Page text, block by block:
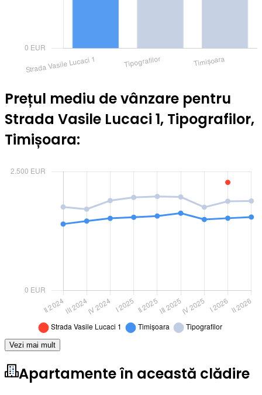
Prețul mediu de vânzare pentru
Strada Vasile Lucaci 1, Tipografilor,
Timișoara:
Vezi mai mult
Apartamente în această clădire